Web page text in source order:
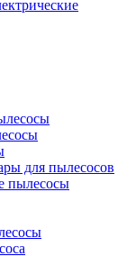
для пылесосов
пылесосы